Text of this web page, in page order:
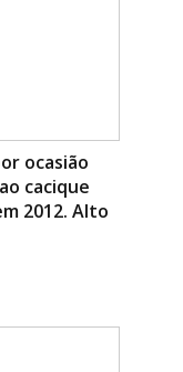
ocasião
cacique
2012. Alto